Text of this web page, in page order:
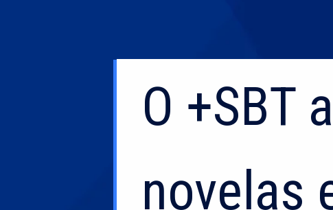
O +SBT
novelas
O +SBT
novelas